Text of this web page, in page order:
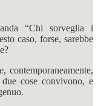
“Chi sorveglia i
caso, forse, sarebbe
e, contemporaneamente,
due cose convivono, e